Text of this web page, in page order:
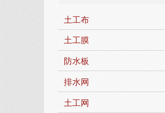
土工布
土工膜
防水板
排水网
土工网